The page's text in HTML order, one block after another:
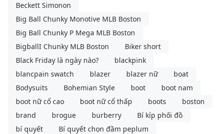
Beckett Simonon
Big Ball Chunky Monotive MLB Boston
Big Ball Chunky P Mega MLB Boston
BigballI Chunky MLB Boston
Biker short
Black Friday là ngày nào?
blackpink
blancpain swatch
blazer blazer nữ
boat
Bodysuits
Bohemian Style boot
boot nam
boot nữ cổ cao
boot nữ cổ thấp boots
boston
brand
brogue burberry
Bí kíp phối đồ
bí quyết
Bí quyết chọn đầm peplum